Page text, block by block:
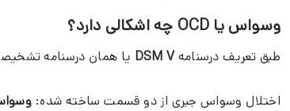
وسواس یا OCD چه اشکالی دارد؟
طبق تعریف درسنامهDSM V یا همان درسنامه
اختلال وسواس جبری از دو قسمت ساخته شده: